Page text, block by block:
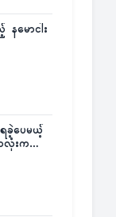
မောငါး
ခဲ့ပေမယ့်
လုံးက